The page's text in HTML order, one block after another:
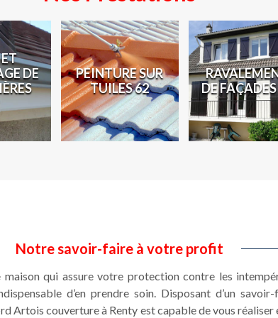
DE
PEINTURE SUR
TUILES 62
DE
Notre savoir-faire à votre profit
maison qui assure votre protection contre les
d’en prendre soin. Disposant d’un
Artois couverture à Renty est capable de vous